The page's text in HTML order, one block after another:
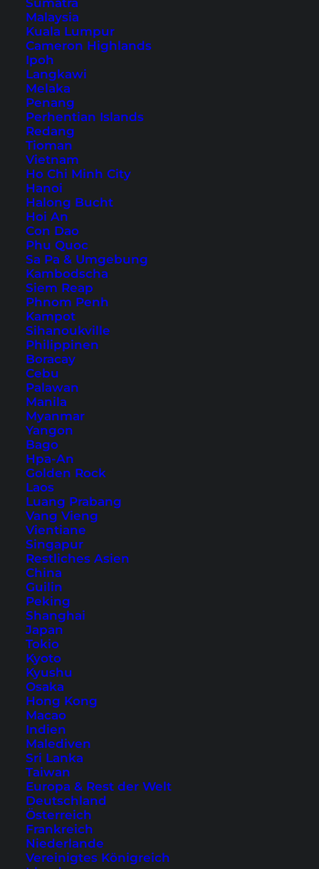
Sumatra
Malaysia
Kuala Lumpur
Cameron Highlands
Ipoh
Langkawi
Melaka
Penang
Perhentian Islands
Redang
Tioman
Vietnam
Ho Chi Minh City
Hanoi
Halong Bucht
Hoi An
Con Dao
Phu Quoc
Sa Pa & Umgebung
Kambodscha
Siem Reap
Phnom Penh
Kampot
Sihanoukville
Philippinen
Boracay
Cebu
Palawan
Manila
Myanmar
Yangon
Bago
Hpa-An
Golden Rock
Laos
Luang Prabang
Vang Vieng
Vientiane
Singapur
Restliches Asien
China
Guilin
Peking
Shanghai
Japan
Tokio
Kyoto
Kyushu
Osaka
Hong Kong
Macao
Indien
Malediven
Sri Lanka
Taiwan
Europa & Rest der Welt
Deutschland
Österreich
Frankreich
Niederlande
Vereinigtes Königreich
zur Great Ocean Road mal ein bisschen herum
und fand einen Eintrag über den
Hier sollen die Koalas freilebend in den Bäumen
chillen. Grund genug, um hier einen Halt
einzulegen.
Kennett River
Kurz vor Sonnenuntergang kamen wir also am
Kennett River an und bogen auf den Parkplatz
desKoala Cove Cafe
andere Autos. Also aussteigen und uns das
Ganze mal anschauen. Und siehe da: Im ersten
Baum, den ich sah, waren schon Koalas zu
sehen, die chillig Eukalyptus aßen.